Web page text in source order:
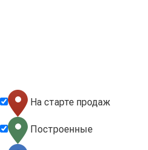
На старте продаж
Построенные